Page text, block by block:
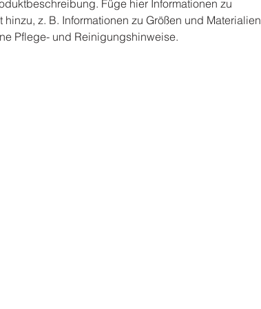
Füge hier Informationen zu
hinzu, z. B. Informationen zu Größen und Materialien
Pflege- und Reinigungshinweise.